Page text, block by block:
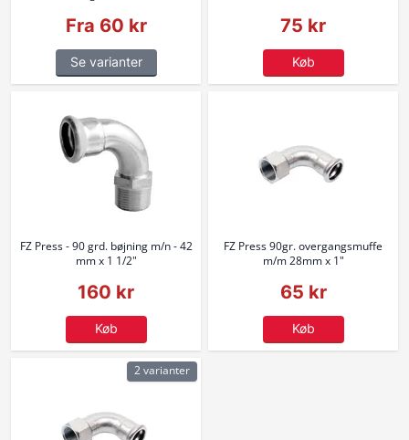
Fra 60 kr
Se varianter
75 kr
Køb
FZ Press - 90 grd. bøjning m/n - 42
mm x 1 1/2"
160 kr
Køb
FZ Press 90gr. overgangsmuffe
m/m 28mm x 1"
65 kr
Køb
2 varianter